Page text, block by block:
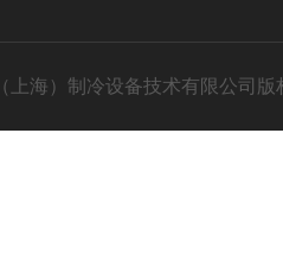
上海）制冷设备技术有限公司版